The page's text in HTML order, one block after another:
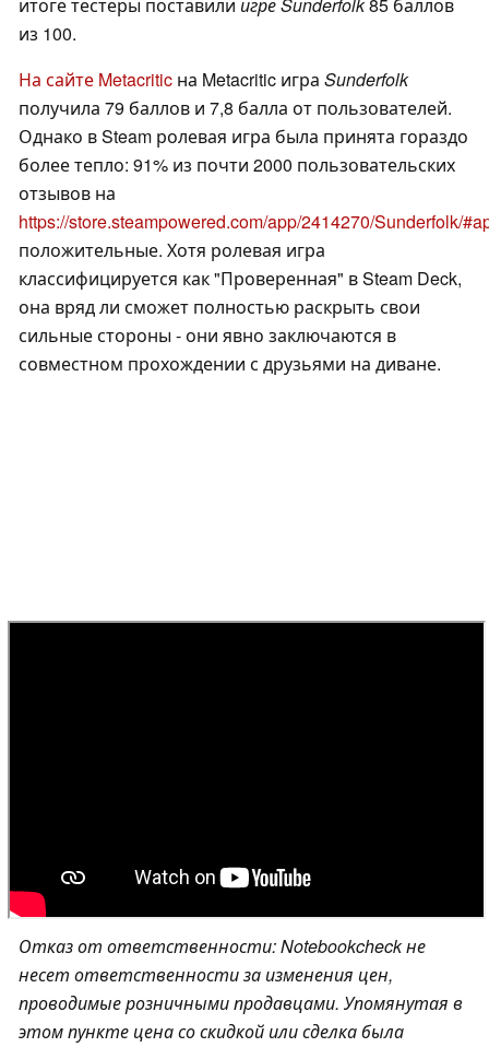
итоге тестеры поставили игре Sunderfolk85 баллов
из 100.
На сайте Metacritic на Metacritic игра Sunderfolk
получила 79 баллов и 7,8 балла от пользователей.
Однако в Steam ролевая игра была принята гораздо
более тепло: 91% из почти 2000 пользовательских
отзывов на
https://store.steampowered.com/app/2414270/Sunderfolk/
положительные. Хотя ролевая игра
классифицируется как "Проверенная" в Steam Deck,
она вряд ли сможет полностью раскрыть свои
сильные стороны - они явно заключаются в
совместном прохождении с друзьями на диване.
Отказ от ответственности: Notebookcheck не
несет ответственности за изменения цен,
проводимые розничными продавцами. Упомянутая в
этом пункте цена со скидкой или сделка была